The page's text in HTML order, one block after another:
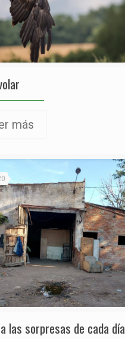
más
las sorpresas de cada día